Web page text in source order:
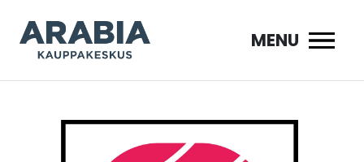
sisältöön
MENU